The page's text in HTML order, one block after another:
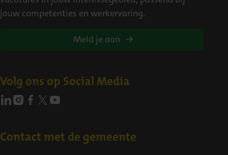
jouw competenties en werkervaring.
Meld je aan
Volg ons op Social Media
Contact met de gemeente